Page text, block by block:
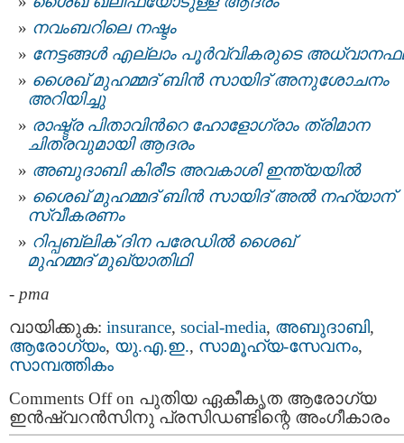
നവംബറിലെ നഷ്ടം
നേട്ടങ്ങള്‍ എല്ലാം പൂര്‍വ്വികരുടെ
ശൈഖ് മുഹമ്മദ് ബിന്‍ സായിദ് അനുശോചനം
അറിയിച്ചു
രാഷ്ട്ര പിതാവിന്‍റെ ഹോളോഗ്രാം ത്രിമാന
ചിത്രവുമായി‌ ആദരം
അബുദാബി കിരീട അവകാശി ഇന്ത്യയില്‍
ശൈഖ് മുഹമ്മദ് ബിന്‍ സായിദ് അല്‍ നഹ്യാന്
സ്വീകരണം
റിപ്പബ്ലിക് ദിന പരേഡില്‍ ശൈഖ്
മുഹമ്മദ് മുഖ്യാതിഥി
- pma
വായിക്കുക: insurance, social-media, അബുദാബി,
ആരോഗ്യം, യു.എ.ഇ., സാമൂഹ്യ-സേവനം,
സാമ്പത്തികം
Comments Offon പുതിയ ഏകീകൃത ആരോഗ്യ
ഇൻഷ്വറൻസിനു പ്രസിഡണ്ടിന്റെ അംഗീകാരം